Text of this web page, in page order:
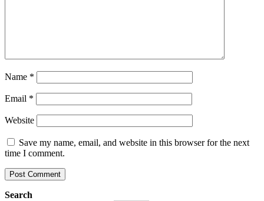
Name *
Email *
Website
Save my name, email, and website in this browser for the next
time I comment.
Search